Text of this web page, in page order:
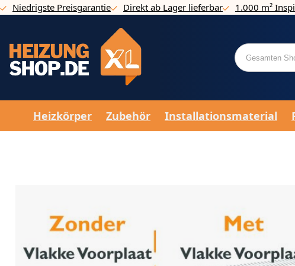
Direkt zum Inhalt
Niedrigste Preisgarantie Direkt ab Lager lieferbar 1.000 m²
Heizkörper Zubehör Installationsmaterial